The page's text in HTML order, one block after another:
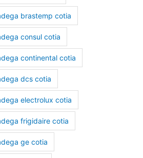
brastemp cotia
consul cotia
continental cotia
dcs cotia
electrolux cotia
frigidaire cotia
ge cotia